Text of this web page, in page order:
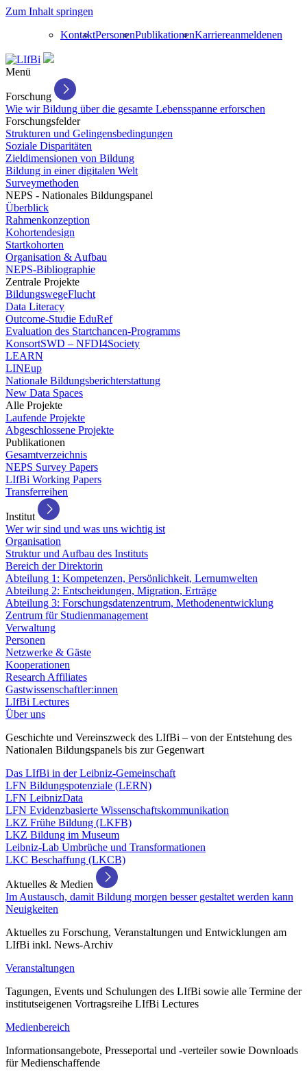
Zum Inhalt springen
KontaktPersonenPublikationenKarriereanmeldenen
Menü
Forschung
Wie wir Bildung über die gesamte Lebensspanne erforschen
Forschungsfelder
Strukturen und Gelingensbedingungen
Soziale Disparitäten
Zieldimensionen von Bildung
Bildung in einer digitalen Welt
Surveymethoden
NEPS - Nationales Bildungspanel
Überblick
Rahmenkonzeption
Kohortendesign
Startkohorten
Organisation & Aufbau
NEPS-Bibliographie
Zentrale Projekte
BildungswegeFlucht
Data Literacy
Outcome-Studie EduRef
Evaluation des Startchancen-Programms
KonsortSWD – NFDI4Society
LEARN
LINEup
Nationale Bildungsberichterstattung
New Data Spaces
Alle Projekte
Laufende Projekte
Abgeschlossene Projekte
Publikationen
Gesamtverzeichnis
NEPS Survey Papers
LIfBi Working Papers
Transferreihen
Institut
Wer wir sind und was uns wichtig ist
Organisation
Struktur und Aufbau des Instituts
Bereich der Direktorin
Abteilung 1: Kompetenzen, Persönlichkeit, Lernumwelten
Abteilung 2: Entscheidungen, Migration, Erträge
Abteilung 3: Forschungsdatenzentrum, Methodenentwicklung
Zentrum für Studienmanagement
Verwaltung
Personen
Netzwerke & Gäste
Kooperationen
Research Affiliates
Gastwissenschaftler:innen
LIfBi Lectures
Über uns
Geschichte und Vereinszweck des LIfBi – von der Entstehung des
Nationalen Bildungspanels bis zur Gegenwart
Das LIfBi in der Leibniz-Gemeinschaft
LFN Bildungspotenziale (LERN)
LFN LeibnizData
LFN Evidenzbasierte Wissenschaftskommunikation
LKZ Frühe Bildung (LKFB)
LKZ Bildung im Museum
Leibniz-Lab Umbrüche und Transformationen
LKC Beschaffung (LKCB)
Aktuelles & Medien
Im Austausch, damit Bildung morgen besser gestaltet werden kann
Neuigkeiten
Aktuelles zu Forschung, Veranstaltungen und Entwicklungen am
LIfBi inkl. News-Archiv
Veranstaltungen
Tagungen, Events und Schulungen des LIfBi sowie alle Termine der
institutseigenen Vortragsreihe LIfBi Lectures
Medienbereich
Informationsangebote, Presseportal und -verteiler sowie Downloads
für Medienschaffende